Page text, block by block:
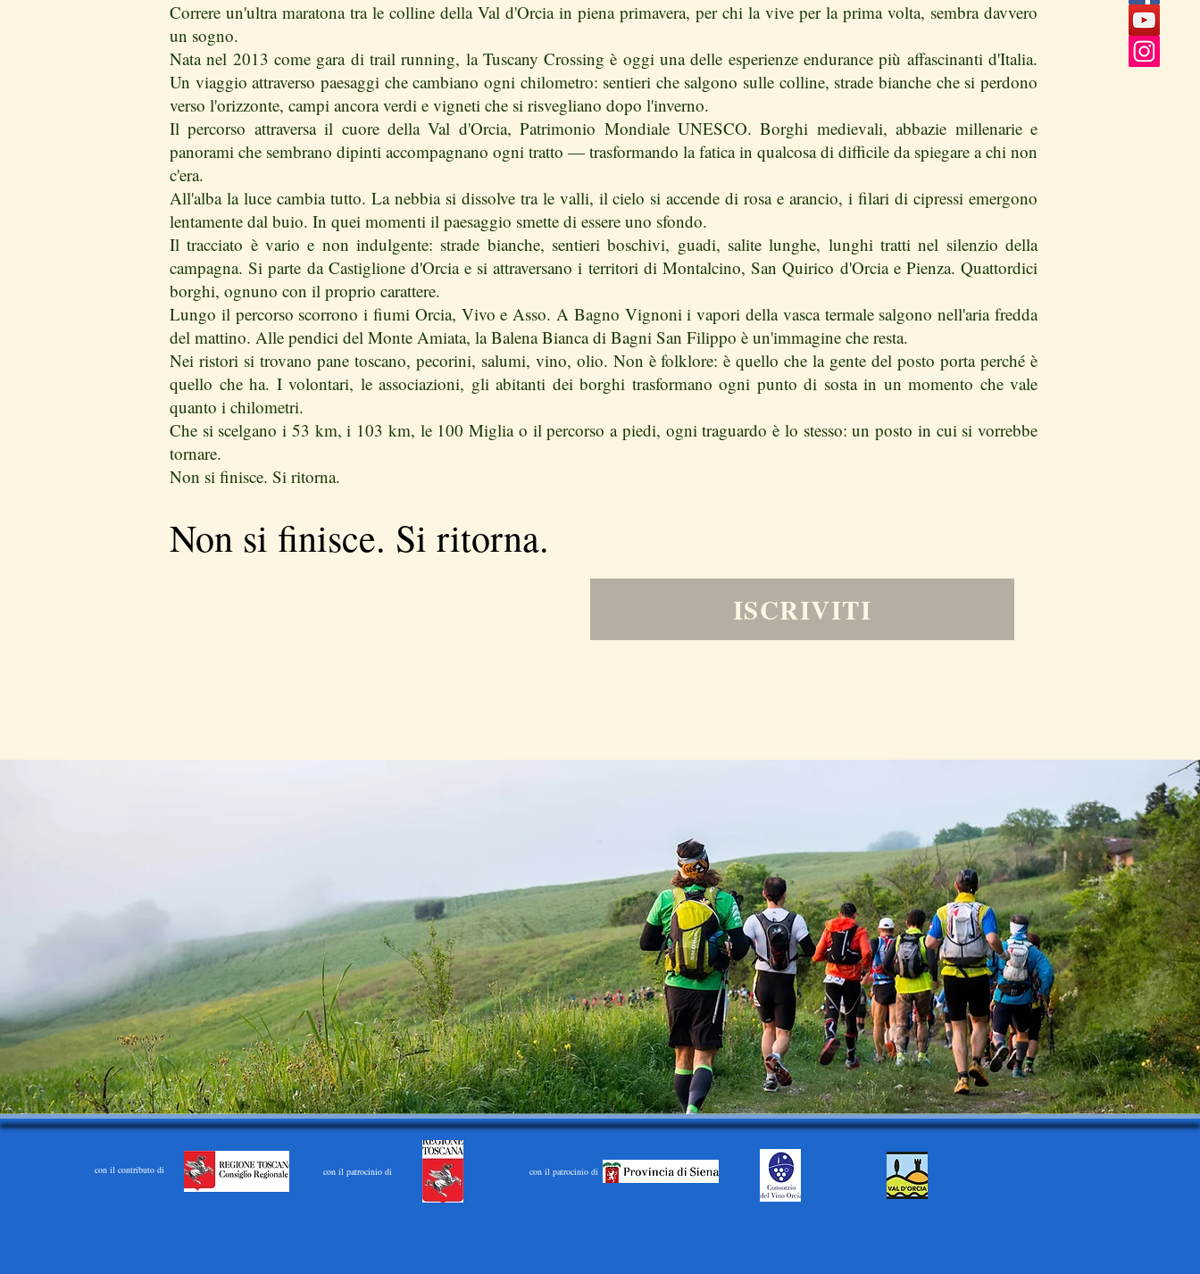
Correre un'ultra maratona tra le colline della Val d'Orcia in piena primavera, per chi la vive per la prima volta, sembra davvero
un sogno.
Nata nel 2013 come gara di trail running, la Tuscany Crossing è oggi una delle esperienze endurance più affascinanti d'Italia.
Un viaggio attraverso paesaggi che cambiano ogni chilometro: sentieri che salgono sulle colline, strade bianche che si perdono
verso l'orizzonte, campi ancora verdi e vigneti che si risvegliano dopo l'inverno.
Il percorso attraversa il cuore della Val d'Orcia, Patrimonio Mondiale UNESCO. Borghi medievali, abbazie millenarie e
panorami che sembrano dipinti accompagnano ogni tratto — trasformando la fatica in qualcosa di difficile da spiegare a chi non
c'era.
All'alba la luce cambia tutto. La nebbia si dissolve tra le valli, il cielo si accende di rosa e arancio, i filari di cipressi emergono
lentamente dal buio. In quei momenti il paesaggio smette di essere uno sfondo.
Il tracciato è vario e non indulgente: strade bianche, sentieri boschivi, guadi, salite lunghe, lunghi tratti nel silenzio della
campagna. Si parte da Castiglione d'Orcia e si attraversano i territori di Montalcino, San Quirico d'Orcia e Pienza. Quattordici
borghi, ognuno con il proprio carattere.
Lungo il percorso scorrono i fiumi Orcia, Vivo e Asso. A Bagno Vignoni i vapori della vasca termale salgono nell'aria fredda
del mattino. Alle pendici del Monte Amiata, la Balena Bianca di Bagni San Filippo è un'immagine che resta.
Nei ristori si trovano pane toscano, pecorini, salumi, vino, olio. Non è folklore: è quello che la gente del posto porta perché è
quello che ha. I volontari, le associazioni, gli abitanti dei borghi trasformano ogni punto di sosta in un momento che vale
quanto i chilometri.
Che si scelgano i 53 km, i 103 km, le 100 Miglia o il percorso a piedi, ogni traguardo è lo stesso: un posto in cui si vorrebbe
tornare.
Non si finisce. Si ritorna.
Non si finisce. Si ritorna.
ISCRIVITI
con il contributo di con il patrocinio di con il patrocinio di